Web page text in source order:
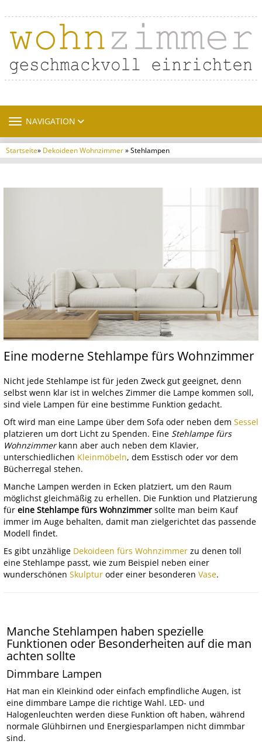
TOGGLE NAVIGATION
NAVIGATION
Startseite» Dekoideen Wohnzimmer» Stehlampen
Eine moderne Stehlampe fürs Wohnzimmer
Nicht jede Stehlampe ist für jeden Zweck gut geeignet, denn
selbst wenn klar ist in welches Zimmer die Lampe kommen soll,
sind viele Lampen für eine bestimme Funktion gedacht.
Oft wird man eine Lampe über dem Sofa oder neben dem Sessel
platzieren um dort Licht zu Spenden. Eine Stehlampe fürs
Wohnzimmerkann aber auch neben dem Klavier,
unterschiedlichen Kleinmöbeln, dem Esstisch oder vor dem
Bücherregal stehen.
Manche Lampen werden in Ecken platziert, um den Raum
möglichst gleichmäßig zu erhellen. Die Funktion und Platzierung
für eine Stehlampe fürs Wohnzimmer sollte man beim Kauf
immer im Auge behalten, damit man zielgerichtet das passende
Modell findet.
Es gibt unzählige Dekoideen fürs Wohnzimmer zu denen toll
eine Stehlampe passt, wie zum Beispiel neben einer
wunderschönen Skulptur oder einer besonderen Vase.
Manche Stehlampen haben spezielle
Funktionen oder Besonderheiten auf die man
achten sollte
Dimmbare Lampen
Hat man ein Kleinkind oder einfach empfindliche Augen, ist
eine dimmbare Lampe die richtige Wahl. LED- und
Halogenleuchten werden diese Funktion oft haben, während
normale Glühbirnen und Energiesparlampen nicht dimmbar
sind.